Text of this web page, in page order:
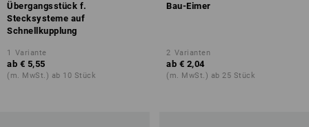
Übergangsstück f.
Stecksysteme auf
Schnellkupplung
1 Variante
ab € 5,55
(m. MwSt.) ab 10 Stück
Bau-Eimer
2 Varianten
ab € 2,04
(m. MwSt.) ab 25 Stück